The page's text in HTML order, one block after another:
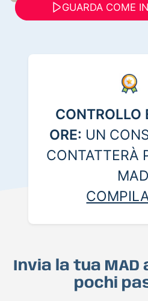
GUARDA COME
CONTROLLO
ORE: UN
CONTATTERÀ
Invia la tua
pochi